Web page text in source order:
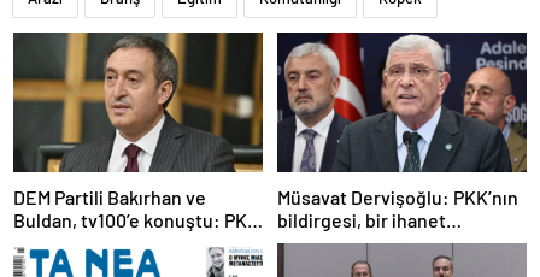
DEM Partili Bakırhan ve
Buldan, tv100’e konuştu: PKK
ne zaman kendini feshedecek
Müsavat Dervişoğlu: PKK’nın
bildirgesi, bir ihanet
açıklamasıdır